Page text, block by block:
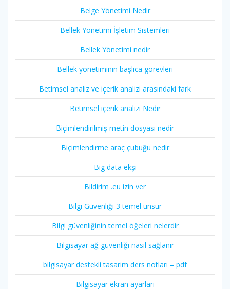
Belge Yönetimi Nedir
Bellek Yönetimi İşletim Sistemleri
Bellek Yönetimi nedir
Bellek yönetiminin başlıca görevleri
Betimsel analiz ve içerik analizi arasındaki fark
Betimsel içerik analizi Nedir
Biçimlendirilmiş metin dosyası nedir
Biçimlendirme araç çubuğu nedir
Big data ekşi
Bildirim .eu izin ver
Bilgi Güvenliği 3 temel unsur
Bilgi güvenliğinin temel öğeleri nelerdir
Bilgisayar ağ güvenliği nasıl sağlanır
bilgisayar destekli tasarim ders notları – pdf
Bilgisayar ekran ayarları